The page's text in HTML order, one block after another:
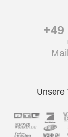
+49
Unsere